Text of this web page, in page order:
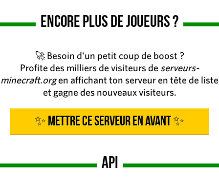
Encore plus de joueurs ?
🚀 Besoin d'un petit coup de boost ?
Profite des milliers de visiteurs de serveurs-
minecraft.orgen affichant ton serveur en tête de liste
et gagne des nouveaux visiteurs.
✨ Mettre ce serveur en avant ✨
API